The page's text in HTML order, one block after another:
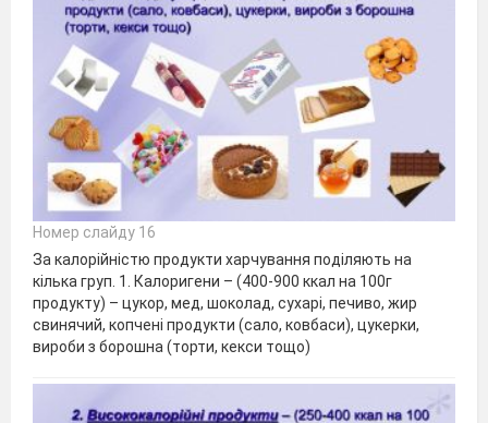
Номер слайду 16
За калорійністю продукти харчування поділяють на
кілька груп. 1. Калоригени – (400-900 ккал на 100г
продукту) – цукор, мед, шоколад, сухарі, печиво, жир
свинячий, копчені продукти (сало, ковбаси), цукерки,
вироби з борошна (торти, кекси тощо)